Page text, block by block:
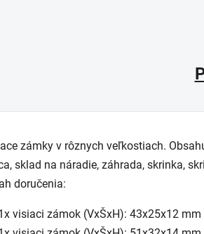
zámky v rôznych veľkostiach.
sklad na náradie, záhrada, skrinka,
doručenia:
visiaci zámok (VxŠxH): 43x25x12 mm